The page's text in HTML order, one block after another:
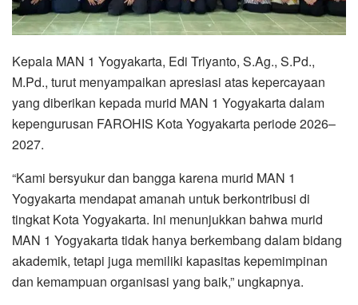
Kepala MAN 1 Yogyakarta, Edi Triyanto, S.Ag., S.Pd.,
M.Pd., turut menyampaikan apresiasi atas kepercayaan
yang diberikan kepada murid MAN 1 Yogyakarta dalam
kepengurusan FAROHIS Kota Yogyakarta periode 2026–
2027.
“Kami bersyukur dan bangga karena murid MAN 1
Yogyakarta mendapat amanah untuk berkontribusi di
tingkat Kota Yogyakarta. Ini menunjukkan bahwa murid
MAN 1 Yogyakarta tidak hanya berkembang dalam bidang
akademik, tetapi juga memiliki kapasitas kepemimpinan
dan kemampuan organisasi yang baik,” ungkapnya.